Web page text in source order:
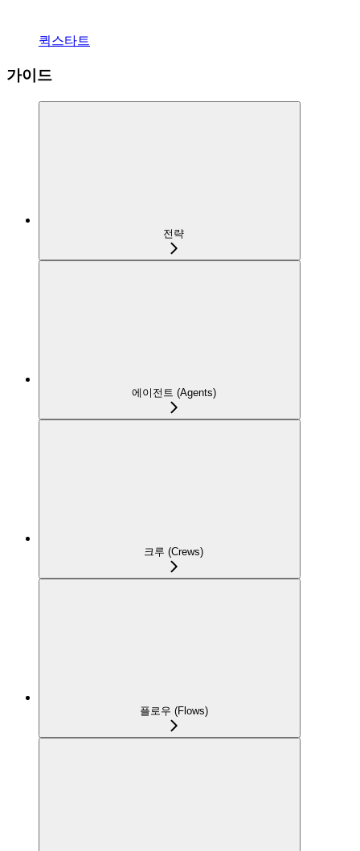
퀵스타트
가이드
전략
에이전트 (Agents)
크루 (Crews)
플로우 (Flows)